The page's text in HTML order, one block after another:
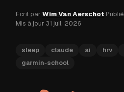
Écrit parWim Van Aerschot·Publié
Mis à jour 31 juil. 2026
sleep claude ai hrv
garmin-school